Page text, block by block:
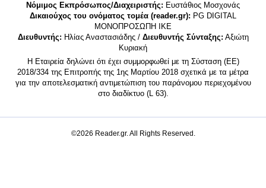
Νόμιμος Εκπρόσωπος/Διαχειριστής: Ευστάθιος Μοσχονάς
Δικαιούχος του ονόματος τομέα (reader.gr): PG DIGITAL
MONΟΠΡΟΣΩΠΗ ΙΚΕ
Διευθυντής: Ηλίας Αναστασιάδης / Διευθυντής Σύνταξης: Αξιώτη
Κυριακή
Η Εταιρεία δηλώνει ότι έχει συμμορφωθεί με τη Σύσταση (ΕΕ)
2018/334 της Επιτροπής της 1ης Μαρτίου 2018 σχετικά με τα μέτρα
για την αποτελεσματική αντιμετώπιση του παράνομου περιεχομένου
στο διαδίκτυο (L 63).
©2026 Reader.gr. All Rights Reserved.